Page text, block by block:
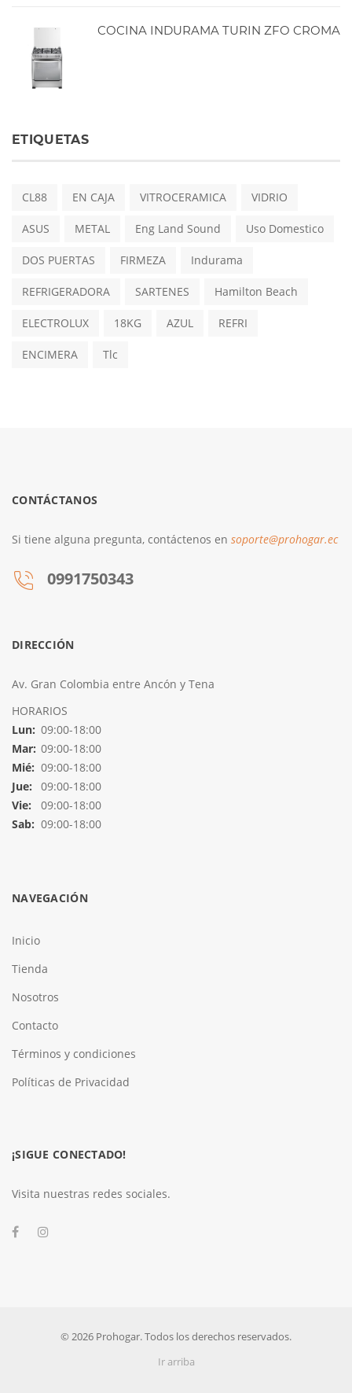
COCINA INDURAMA TURIN ZFO CROMA
ETIQUETAS
CL88 EN CAJA VITROCERAMICA VIDRIO
ASUS METAL Eng Land Sound Uso Domestico
DOS PUERTAS FIRMEZA Indurama
REFRIGERADORA SARTENES Hamilton Beach
ELECTROLUX 18KG AZUL REFRI
ENCIMERA Tlc
CONTÁCTANOS
Si tiene alguna pregunta, contáctenos en soporte@prohogar.ec
0991750343
DIRECCIÓN
Av. Gran Colombia entre Ancón y Tena
HORARIOS
Lun: 09:00-18:00
Mar: 09:00-18:00
Mié: 09:00-18:00
Jue:
09:00-18:00
Vie:
09:00-18:00
Sab: 09:00-18:00
NAVEGACIÓN
Inicio
Tienda
Nosotros
Contacto
Términos y condiciones
Políticas de Privacidad
¡SIGUE CONECTADO!
Visita nuestras redes sociales.
© 2026 Prohogar. Todos los derechos reservados.
Ir arriba